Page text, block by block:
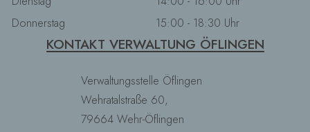
Donnerstag
15:00 - 18:30 Uhr
KONTAKT VERWALTUNG ÖFLINGEN
Verwaltungsstelle Öflingen
Wehratalstraße 60,
79664 Wehr-Öflingen